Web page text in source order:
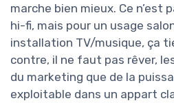
marche bien mieux. Ce n’est
hi-fi, mais pour un usage
installation TV/musique, ça
contre, il ne faut pas rêver,
du marketing que de la
exploitable dans un appart